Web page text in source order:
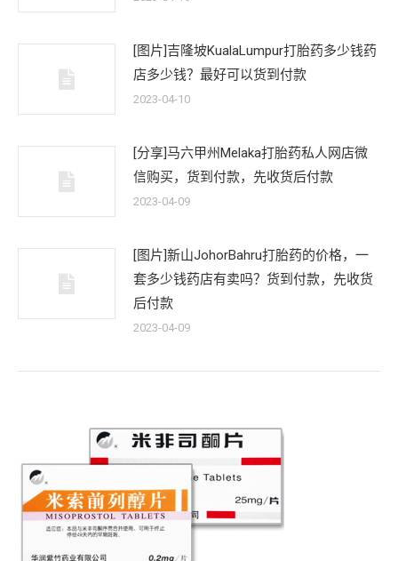
[图片]吉隆坡KualaLumpur打胎药多少钱药
店多少钱？最好可以货到付款
2023-04-10
[分享]马六甲州Melaka打胎药私人网店微
信购买，货到付款，先收货后付款
2023-04-09
[图片]新山JohorBahru打胎药的价格，一
套多少钱药店有卖吗？货到付款，先收货
后付款
2023-04-09